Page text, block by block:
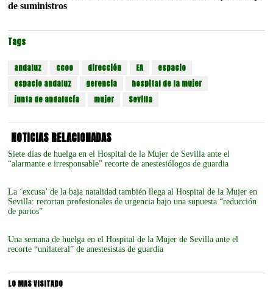
de suministros
Tags
andaluz ccoo dirección EA
espacio
espacio andaluz
gerencia
hospital de la mujer
junta de andalucía
mujer Sevilla
NOTICIAS RELACIONADAS
Siete días de huelga en el Hospital de la Mujer de Sevilla ante el
“alarmante e irresponsable” recorte de anestesiólogos de guardia
La ‘excusa’ de la baja natalidad también llega al Hospital de la Mujer en
Sevilla: recortan profesionales de urgencia bajo una supuesta “reducción
de partos”
Una semana de huelga en el Hospital de la Mujer de Sevilla ante el
recorte “unilateral” de anestesistas de guardia
LO MAS VISITADO